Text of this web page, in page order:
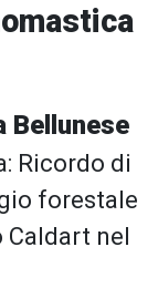
Bellunese
Ricordo di
forestale
Caldart nel